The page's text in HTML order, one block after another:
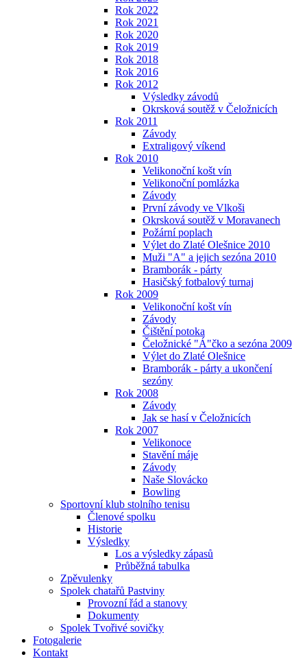
Rok 2022
Rok 2021
Rok 2020
Rok 2019
Rok 2018
Rok 2016
Rok 2012
Výsledky závodů
Okrsková soutěž v Čeložnicích
Rok 2011
Závody
Extraligový víkend
Rok 2010
Velikonoční košt vín
Velikonoční pomlázka
Závody
První závody ve Vlkoši
Okrsková soutěž v Moravanech
Požární poplach
Výlet do Zlaté Olešnice 2010
Muži "A" a jejich sezóna 2010
Bramborák - párty
Hasičský fotbalový turnaj
Rok 2009
Velikonoční košt vín
Závody
Čištění potoka
Čeložnické "Á"čko a sezóna 2009
Výlet do Zlaté Olešnice
Bramborák - párty a ukončení
sezóny
Rok 2008
Závody
Jak se hasí v Čeložnicích
Rok 2007
Velikonoce
Stavění máje
Závody
Naše Slovácko
Bowling
Sportovní klub stolního tenisu
Členové spolku
Historie
Výsledky
Los a výsledky zápasů
Průběžná tabulka
Zpěvulenky
Spolek chatařů Pastviny
Provozní řád a stanovy
Dokumenty
Spolek Tvořivé sovičky
Fotogalerie
Kontakt